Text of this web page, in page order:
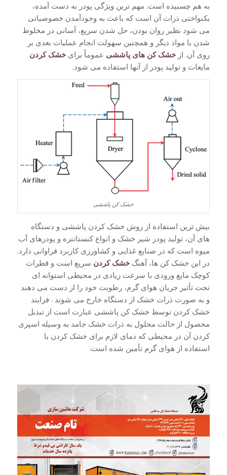
به هم چسبیده است. مهم ترین ویژگی پودر به دست آمده،
یکنواختی ذرات آن است که باعث به وجودآمدن خصوصیاتی
می شود نظیر روان بودن، حل شدن سریع، آسانی در مخلوط
شدن با مواد دیگر و همچنین سهولت انجام عملیات بعدی بر
روی آن. از خشک کن های پاششی عموماً برای خشک کردن
مایعات و تولید پودر از آنها استفاده می شود.
خشک کن پاششی
بیش ترین استفاده از روش خشک کردن پاششی و دستگاه
های آن، تولید پودر شیر خشک و انواع کنستانتره و پودرهای آب
میوه است که در صنایع غذایی و کشاورزی کاربرد فراوانی دارد.
در این خشک کن ها، آهنگ خشک کردن سریع است و قطرات
کوچک مایع ورودی با سرعت زیادی در محیطی استوانه ای
تحت تأثیر جریان هوای گرم، رطوبت خود را از دست می دهند
و به صورت ذرات خشک از دستگاه خارج می شوند . فرایند
خشک کردن توسط خشک کن پاششی عبارت است از تبدیل
محصول از حالت محلول به ذرات خشک جامد به وسیله اسپری
کردن آن در محیطی که دمای لازم برای خشک کردن با
استفاده از هوای گرم تأمین شده است.